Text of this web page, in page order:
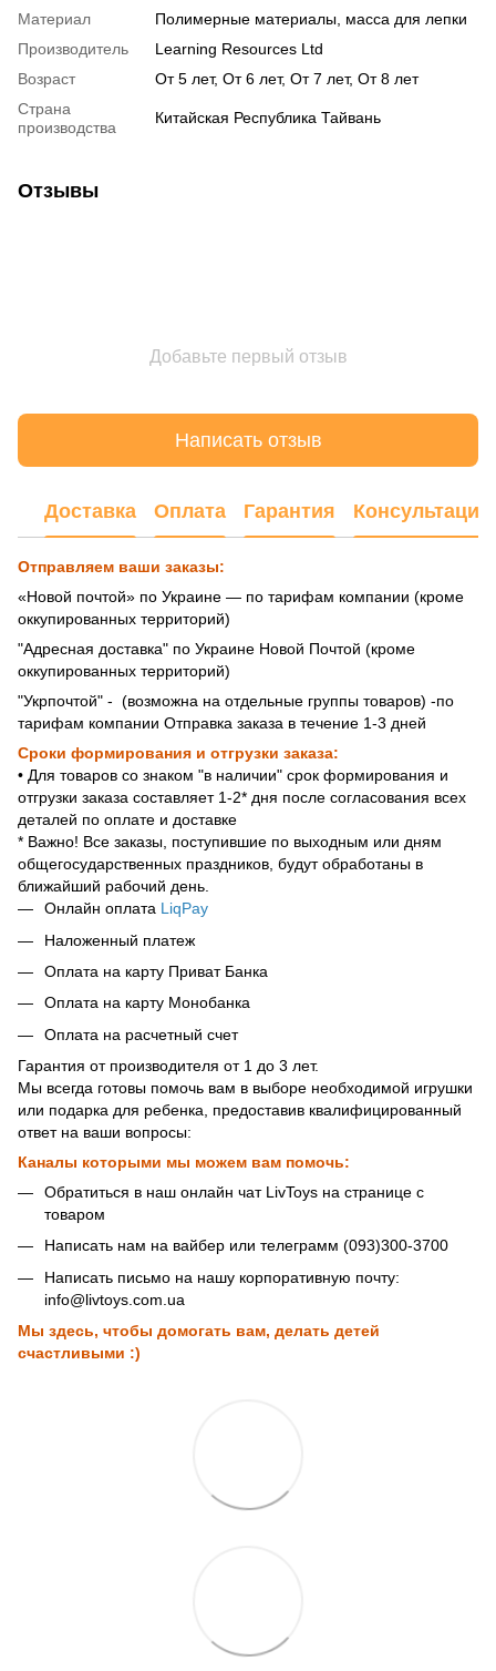
Материал
Полимерные материалы, масса для лепки
Производитель
Learning Resources Ltd
Возраст
От 5 лет, От 6 лет, От 7 лет, От 8 лет
Страна
производства
Китайская Республика Тайвань
Отзывы
Добавьте первый отзыв
Написать отзыв
Доставка Оплата Гарантия Консультация
Отправляем ваши заказы:
«Новой почтой» по Украине — по тарифам компании (кроме
оккупированных территорий)
"Адресная доставка" по Украине Новой Почтой (кроме
оккупированных территорий)
"Укрпочтой" - (возможна на отдельные группы товаров) -по
тарифам компании Отправка заказа в течение 1-3 дней
Сроки формирования и отгрузки заказа:
• Для товаров со знаком "в наличии" срок формирования и
отгрузки заказа составляет 1-2* дня после согласования всех
деталей по оплате и доставке
* Важно! Все заказы, поступившие по выходным или дням
общегосударственных праздников, будут обработаны в
ближайший рабочий день.
Онлайн оплата LiqPay
Наложенный платеж
Оплата на карту Приват Банка
Оплата на карту Монобанка
Оплата на расчетный счет
Гарантия от производителя от 1 до 3 лет.
Мы всегда готовы помочь вам в выборе необходимой игрушки
или подарка для ребенка, предоставив квалифицированный
ответ на ваши вопросы:
Каналы которыми мы можем вам помочь:
Обратиться в наш онлайн чат LivToys на странице с
товаром
Написать нам на вайбер или телеграмм (093)300-3700
Написать письмо на нашу корпоративную почту:
info@livtoys.com.ua
Мы здесь, чтобы домогать вам, делать детей
счастливыми :)